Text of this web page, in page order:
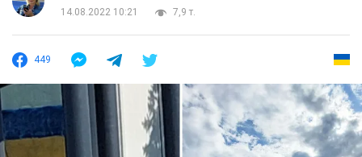
14.08.2022 10:21
7,9 т.
449